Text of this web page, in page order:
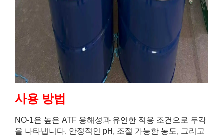
사용 방법
NO-1은 높은 ATF 용해성과 유연한 적용 조건으로 두각
을 나타냅니다. 안정적인 pH, 조절 가능한 농도, 그리고